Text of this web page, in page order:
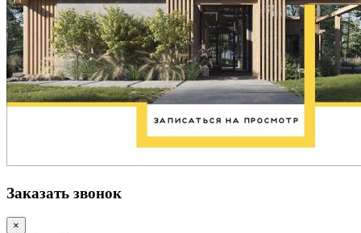
Заказать звонок
×